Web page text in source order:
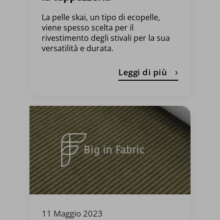
La pelle skai, un tipo di ecopelle,
viene spesso scelta per il
rivestimento degli stivali per la sua
versatilità e durata.
Leggi di più
11 Maggio 2023